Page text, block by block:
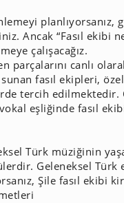
Ancak “Fasıl ekibi
çalışacağız.
parçalarını canlı
fasıl ekipleri,
tercih edilmektedir.
eşliğinde fasıl
Türk müziğinin
Geleneksel Türk
Şile fasıl ekibi